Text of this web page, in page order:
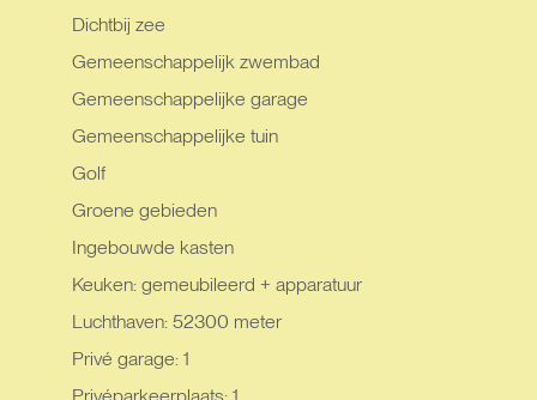
Dichtbij zee
Gemeenschappelijk zwembad
Gemeenschappelijke garage
Gemeenschappelijke tuin
Golf
Groene gebieden
Ingebouwde kasten
Keuken: gemeubileerd + apparatuur
Luchthaven: 52300 meter
Privé garage: 1